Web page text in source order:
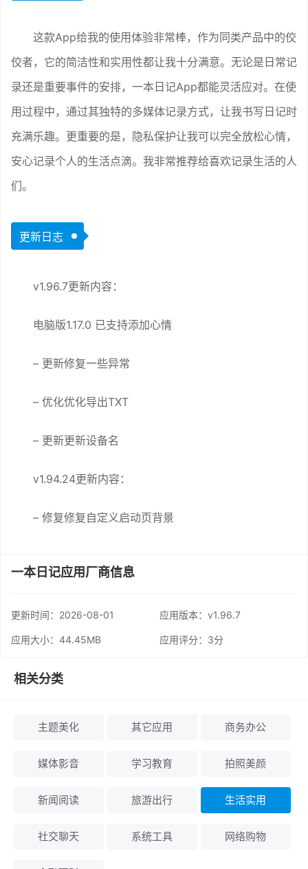
这款App给我的使用体验非常棒，作为同类产品中的佼
佼者，它的简洁性和实用性都让我十分满意。无论是日常记
录还是重要事件的安排，一本日记App都能灵活应对。在使
用过程中，通过其独特的多媒体记录方式，让我书写日记时
充满乐趣。更重要的是，隐私保护让我可以完全放松心情，
安心记录个人的生活点滴。我非常推荐给喜欢记录生活的人
们。
更新日志
v1.96.7更新内容：
电脑版1.17.0 已支持添加心情
– 更新修复一些异常
– 优化优化导出TXT
– 更新更新设备名
v1.94.24更新内容：
– 修复修复自定义启动页背景
一本日记应用厂商信息
更新时间： 2026-08-01 应用版本：v1.96.7
应用大小：44.45MB 应用评分： 3分
相关分类
主题美化 其它应用 商务办公
媒体影音 学习教育 拍照美颜
新闻阅读 旅游出行 生活实用
社交聊天 系统工具 网络购物